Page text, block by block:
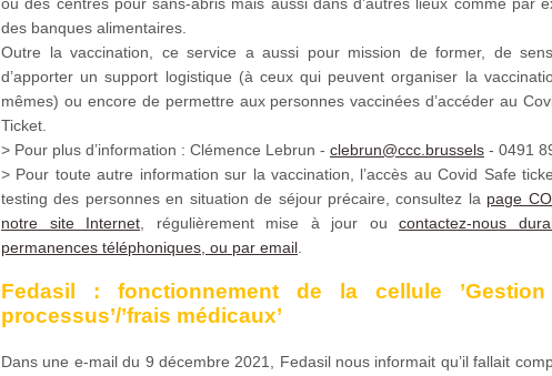
des banques alimentaires.
Outre la vaccination, ce service a aussi pour mission de former, de
d’apporter un support logistique (à ceux qui peuvent organiser la
mêmes) ou encore de permettre aux personnes vaccinées d’accéder au
Ticket.
> Pour plus d’information : Clémence Lebrun - clebrun@ccc.brussels - 0491
> Pour toute autre information sur la vaccination, l’accès au Covid Safe
testing des personnes en situation de séjour précaire, consultez la page
notre site Internet , régulièrement mise à jour ou contactez-nous
permanences téléphoniques, ou par email
Fedasil : fonctionnement de la cellule
processus’/’frais médicaux’
Dans une e-mail du 9 décembre 2021, Fedasil nous informait qu’il fallait